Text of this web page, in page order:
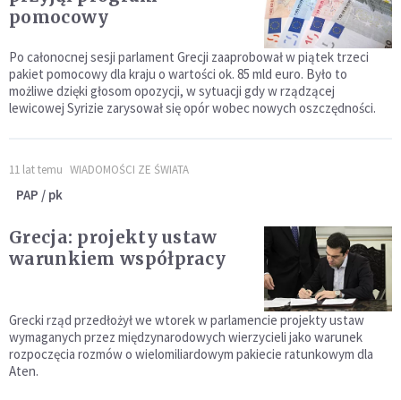
pomocowy
Po całonocnej sesji parlament Grecji zaaprobował w piątek trzeci
pakiet pomocowy dla kraju o wartości ok. 85 mld euro. Było to
możliwe dzięki głosom opozycji, w sytuacji gdy w rządzącej
lewicowej Syrizie zarysował się opór wobec nowych oszczędności.
11 lat temu WIADOMOŚCI ZE ŚWIATA
PAP / pk
Grecja: projekty ustaw
warunkiem współpracy
Grecki rząd przedłożył we wtorek w parlamencie projekty ustaw
wymaganych przez międzynarodowych wierzycieli jako warunek
rozpoczęcia rozmów o wielomiliardowym pakiecie ratunkowym dla
Aten.